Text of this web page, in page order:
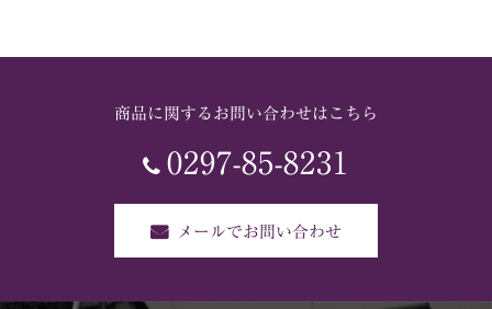
商品に関するお問い合わせはこちら
0297-85-8231
メールでお問い合わせ